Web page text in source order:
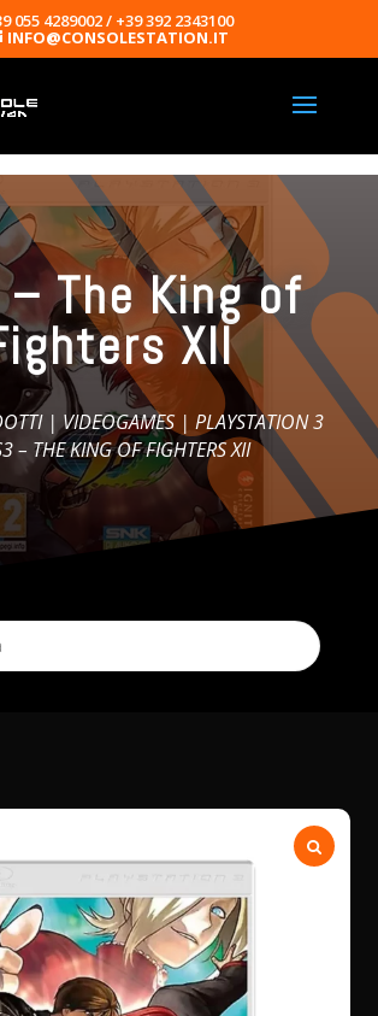
055 4289002 / +39 392 2343100
INFO@CONSOLESTATION.IT
– The King of
XII
|VIDEOGAMES| PLAYSTATION 3
– THE KING OF FIGHTERS XII